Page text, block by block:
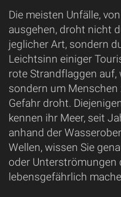
Die meisten Unfälle,
ausgehen, droht nicht
jeglicher Art, sondern
Leichtsinn einiger
rote Strandflaggen auf,
sondern um Menschen
Gefahr droht.
kennen ihr Meer, seit
anhand der
Wellen, wissen Sie
oder Unterströmungen
lebensgefährlich